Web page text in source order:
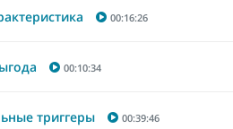
00:16:26
00:10:34
триггеры 00:39:46